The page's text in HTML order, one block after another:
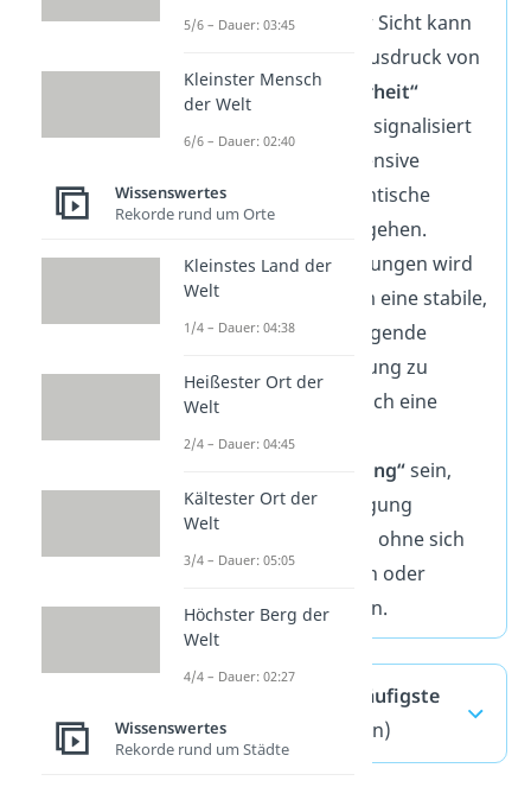
Aus psychologischer Sicht kann
„Hab dich lieb“ als Ausdruck von
„emotionaler Sicherheit“
gesehen werden. Es signalisiert
eine intensive
Bindung oder romantische
Verpflichtung einzugehen.
Besonders in Beziehungen wird
der Satz genutzt, um eine stabile,
aber nicht überwältigende
emotionale Verbindung zu
schaffen. Es kann auch eine
Form von
„Bindungsvermeidung“sein,
wenn jemand Zuneigung
ausdrücken möchte, ohne sich
vollständig zu öffnen oder
verletzlich zu machen.
Hab dich lieb — häufigste
Fragen
(ausklappen)
5/6 – Dauer: 03:45
Kleinster Mensch
der Welt
6/6 – Dauer: 02:40
Wissenswertes
Rekorde rund um Orte
Kleinstes Land der
Welt
1/4 – Dauer: 04:38
Heißester Ort der
Welt
2/4 – Dauer: 04:45
Kältester Ort der
Welt
3/4 – Dauer: 05:05
Höchster Berg der
Welt
4/4 – Dauer: 02:27
Wissenswertes
Rekorde rund um Städte